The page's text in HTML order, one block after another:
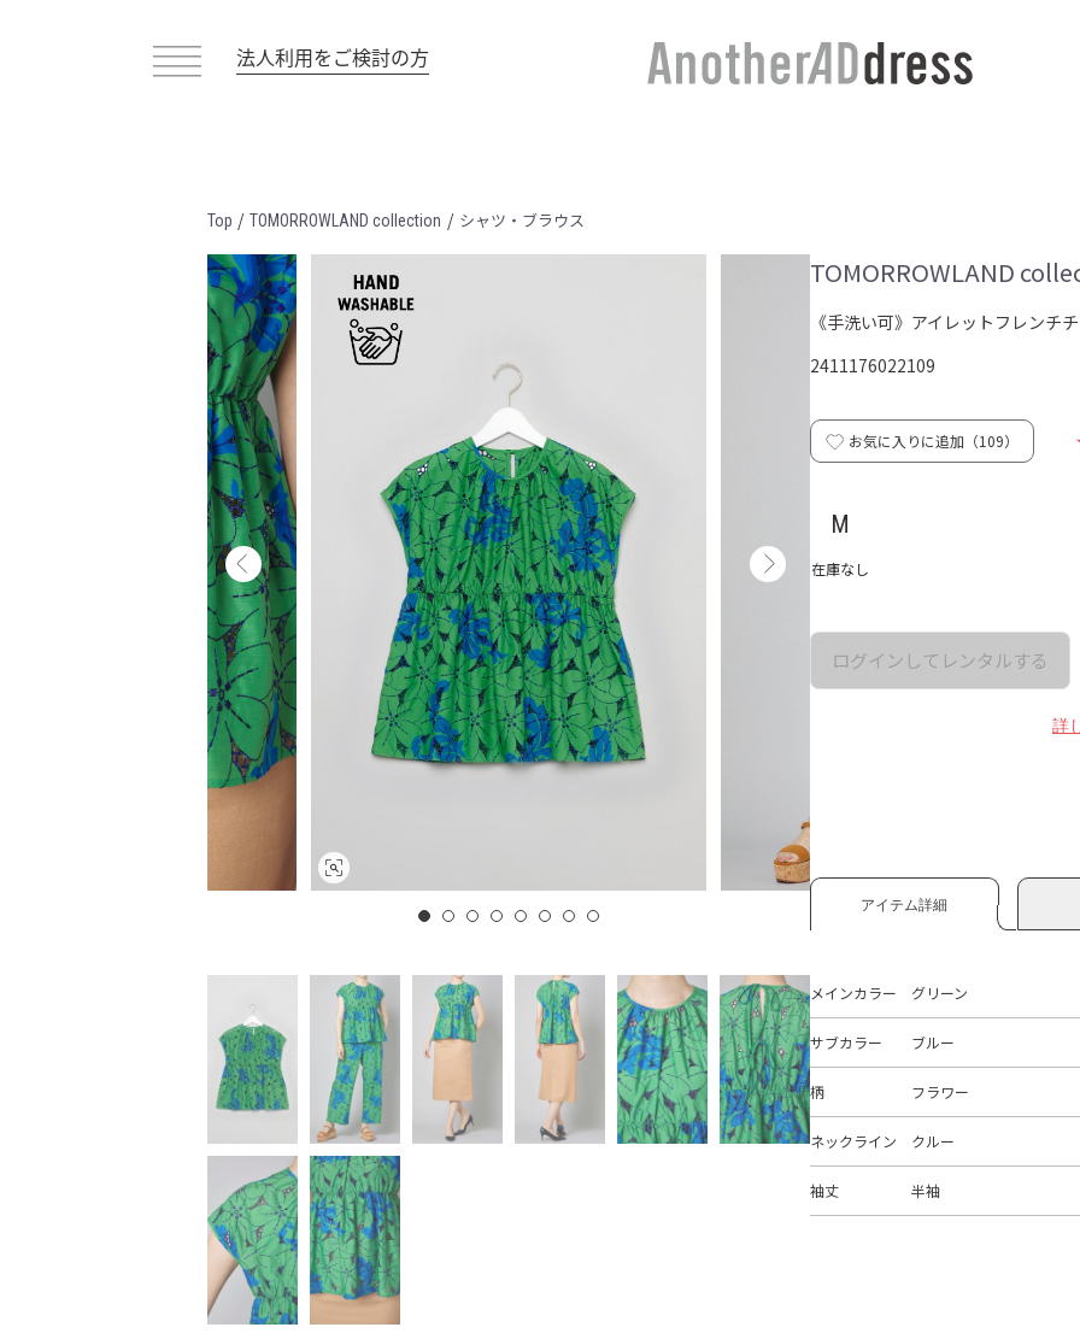
法人利用をご検討の方
Top / TOMORROWLAND collection / シャツ・ブラウス
TOMORROWLAND
《手洗い可》アイレットフレンチ
2411176022109
お気に入りに追加（109）
M
在庫なし
ログインしてレンタルする
詳
アイテム詳細
メインカラー グリーン
サブカラー ブルー
柄 フラワー
ネックライン クルー
袖丈 半袖